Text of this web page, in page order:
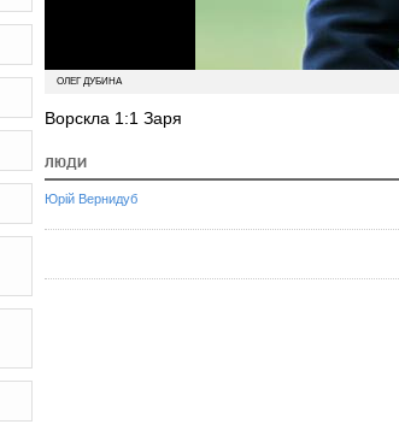
ОЛЕГ ДУБИНА
Ворскла 1:1 Заря
ЛЮДИ
Юрій Вернидуб